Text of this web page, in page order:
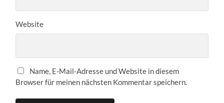
Website
Name, E-Mail-Adresse und Website in diesem
Browser für meinen nächsten Kommentar speichern.